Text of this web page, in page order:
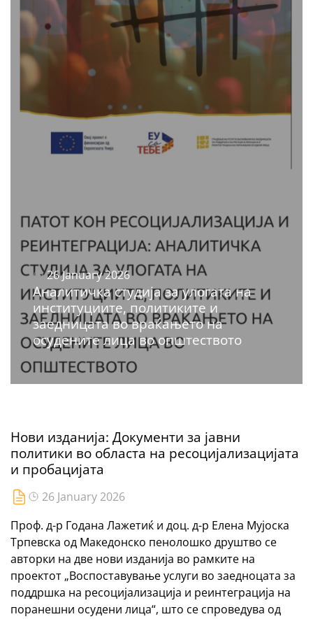
26 January 2026
Аналитичка студија за улогата на
институциите, политиките и
заедницата во враќањето на
осудените лица во општеството
Нови изданија: Документи за јавни
политики во областа на ресоцијализацијата
и пробацијата
26 January 2026
Проф. д-р Годана Лажетиќ и доц. д-р Елена Мујоска
Трпевска од Македонско пенолошко друштво се
авторки на две нови изданија во рамките на
проектот „Воспоставување услуги во заедноцата за
поддршка на ресоцијализација и реинтеграција на
поранешни осудени лица“, што се спроведува од